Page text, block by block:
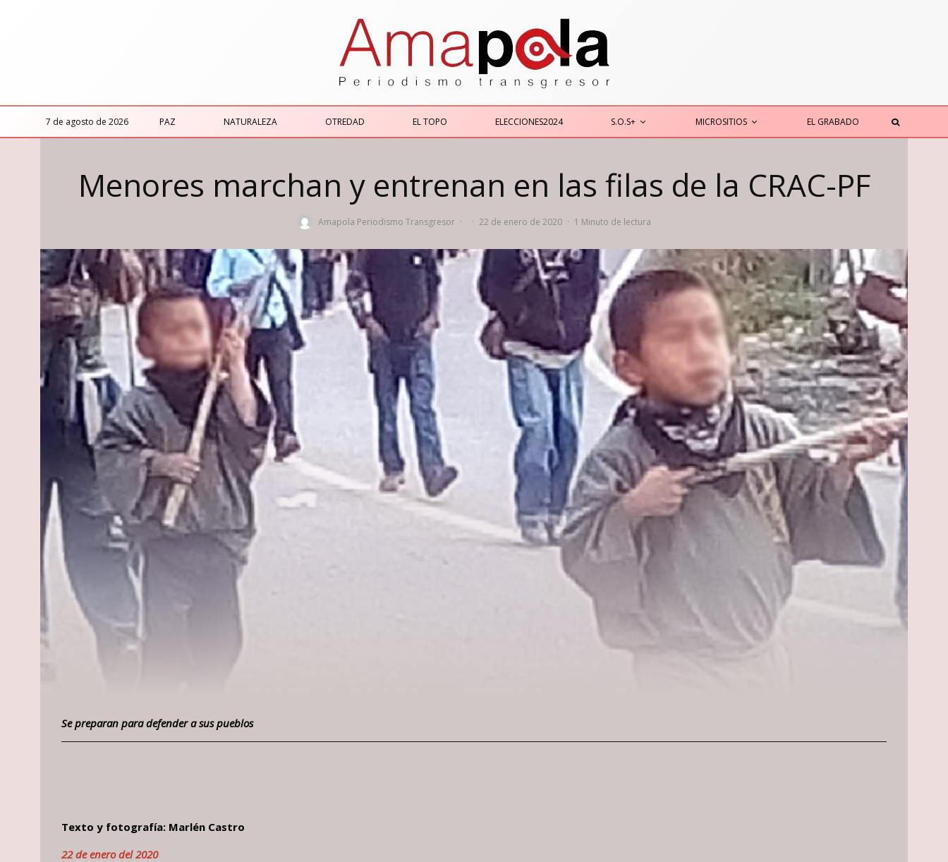
7 de agosto de 2026 PAZ NATURALEZA OTREDAD EL TOPO ELECCIONES2024 S.O.S+ MICROSITIOS EL GRABADO
Menores marchan y entrenan en las filas de la CRAC-PF
Amapola Periodismo Transgresor · · 22 de enero de 2020 · 1 Minuto de lectura
Se preparan para defender a sus pueblos
Texto y fotografía: Marlén Castro
22 de enero del 2020